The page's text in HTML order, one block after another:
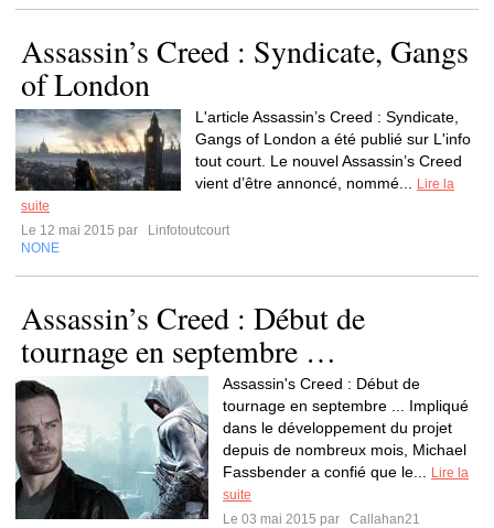
Assassin’s Creed : Syndicate, Gangs
of London
L'article Assassin’s Creed : Syndicate,
Gangs of London a été publié sur L'info
tout court. Le nouvel Assassin’s Creed
vient d’être annoncé, nommé...
Lire la
suite
Le 12 mai 2015 par
Linfotoutcourt
NONE
Assassin’s Creed : Début de
tournage en septembre …
Assassin's Creed : Début de
tournage en septembre ... Impliqué
dans le développement du projet
depuis de nombreux mois, Michael
Fassbender a confié que le...
Lire la
suite
Le 03 mai 2015 par
Callahan21